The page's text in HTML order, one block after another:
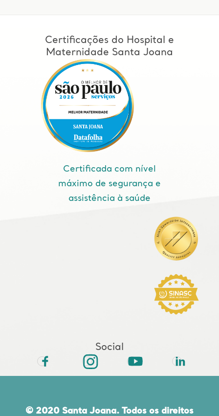
Certificações do Hospital e
Maternidade Santa Joana
Certificada com nível
máximo de segurança e
assistência à saúde
Social
© 2020 Santa Joana. Todos os direitos